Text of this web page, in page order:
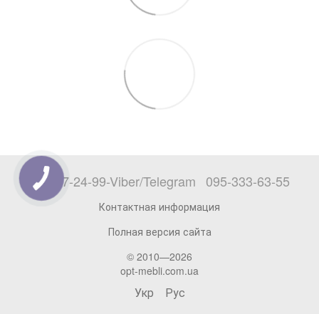
068-777-24-99-Viber/Telegram 095-333-63-55
Контактная информация
Полная версия сайта
© 2010—2026
opt-mebli.com.ua
Укр Рус